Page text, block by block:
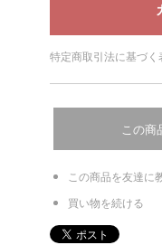
特定商取引法に基づく
この商
この商品を友達に
買い物を続ける